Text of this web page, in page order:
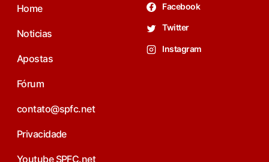
Home
Noticias
Apostas
Fórum
contato@spfc.net
Privacidade
Youtube SPFC.net
Facebook
Twitter
Instagram